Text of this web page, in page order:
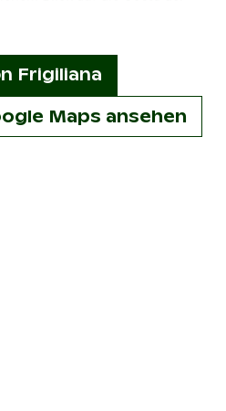
Frigiliana
Maps ansehen